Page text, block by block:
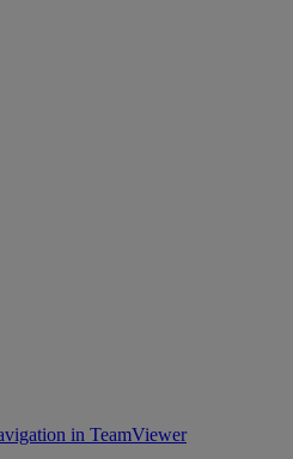
in TeamViewer